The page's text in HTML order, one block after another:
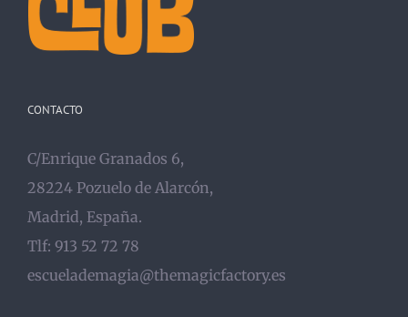
CONTACTO
C/Enrique Granados 6,
28224 Pozuelo de Alarcón,
Madrid, España.
Tlf: 913 52 72 78
escuelademagia@themagicfactory.es